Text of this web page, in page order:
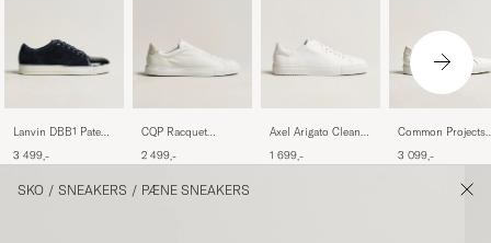
Lanvin DBB1 Patent
Navy
3 499,-
CQP Racquet
Leather
2 499,-
Axel Arigato Clean
1 699,-
Common Projects
Sneaker White
3 099,-
SKO / SNEAKERS / PÆNE SNEAKERS